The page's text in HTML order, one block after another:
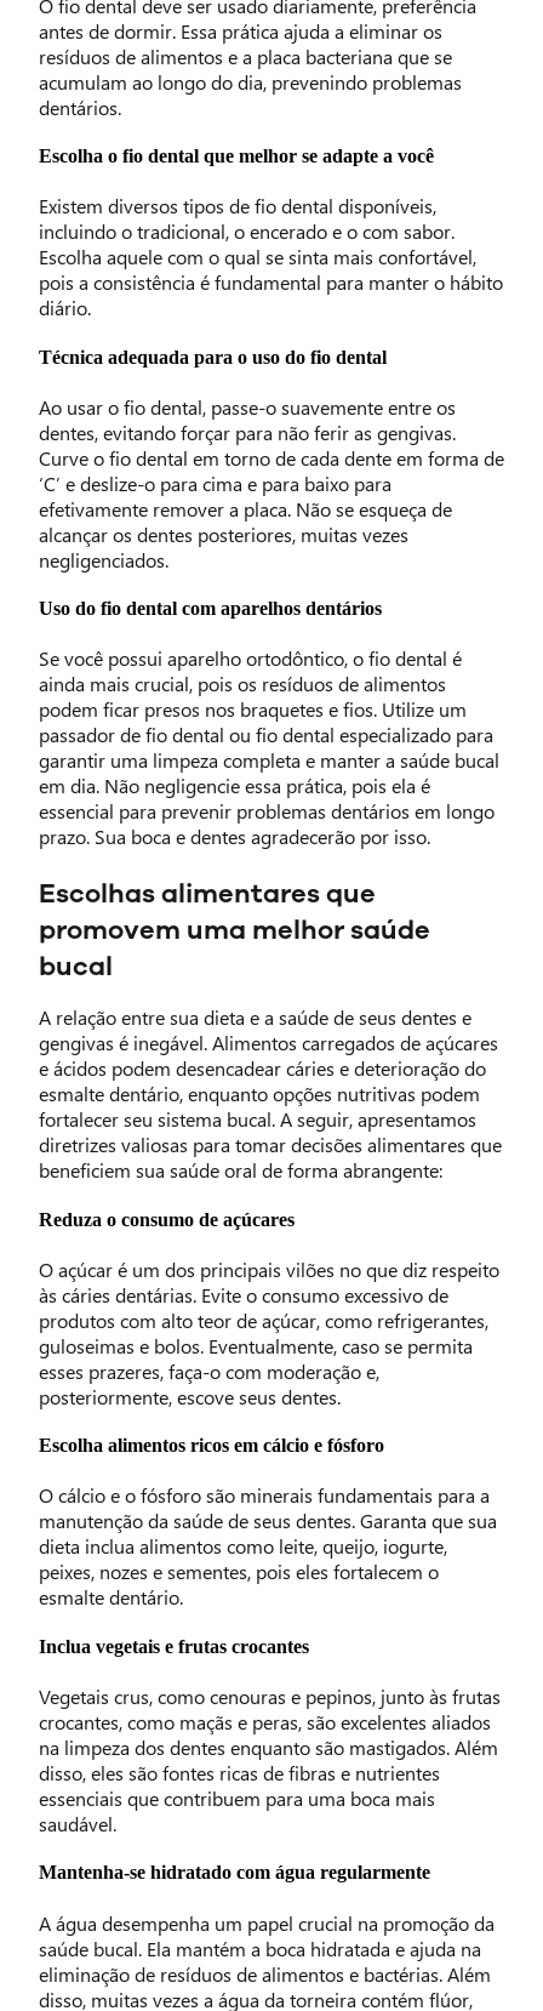
O fio dental deve ser usado diariamente, preferência
antes de dormir. Essa prática ajuda a eliminar os
resíduos de alimentos e a placa bacteriana que se
acumulam ao longo do dia, prevenindo problemas
dentários.
Escolha o fio dental que melhor se adapte a você
Existem diversos tipos de fio dental disponíveis,
incluindo o tradicional, o encerado e o com sabor.
Escolha aquele com o qual se sinta mais confortável,
pois a consistência é fundamental para manter o hábito
diário.
Técnica adequada para o uso do fio dental
Ao usar o fio dental, passe-o suavemente entre os
dentes, evitando forçar para não ferir as gengivas.
Curve o fio dental em torno de cada dente em forma de
‘C’ e deslize-o para cima e para baixo para
efetivamente remover a placa. Não se esqueça de
alcançar os dentes posteriores, muitas vezes
negligenciados.
Uso do fio dental com aparelhos dentários
Se você possui aparelho ortodôntico, o fio dental é
ainda mais crucial, pois os resíduos de alimentos
podem ficar presos nos braquetes e fios. Utilize um
passador de fio dental ou fio dental especializado para
garantir uma limpeza completa e manter a saúde bucal
em dia. Não negligencie essa prática, pois ela é
essencial para prevenir problemas dentários em longo
prazo. Sua boca e dentes agradecerão por isso.
Escolhas alimentares que
promovem uma melhor saúde
bucal
A relação entre sua dieta e a saúde de seus dentes e
gengivas é inegável. Alimentos carregados de açúcares
e ácidos podem desencadear cáries e deterioração do
esmalte dentário, enquanto opções nutritivas podem
fortalecer seu sistema bucal. A seguir, apresentamos
diretrizes valiosas para tomar decisões alimentares que
beneficiem sua saúde oral de forma abrangente:
Reduza o consumo de açúcares
O açúcar é um dos principais vilões no que diz respeito
às cáries dentárias. Evite o consumo excessivo de
produtos com alto teor de açúcar, como refrigerantes,
guloseimas e bolos. Eventualmente, caso se permita
esses prazeres, faça-o com moderação e,
posteriormente, escove seus dentes.
Escolha alimentos ricos em cálcio e fósforo
O cálcio e o fósforo são minerais fundamentais para a
manutenção da saúde de seus dentes. Garanta que sua
dieta inclua alimentos como leite, queijo, iogurte,
peixes, nozes e sementes, pois eles fortalecem o
esmalte dentário.
Inclua vegetais e frutas crocantes
Vegetais crus, como cenouras e pepinos, junto às frutas
crocantes, como maçãs e peras, são excelentes aliados
na limpeza dos dentes enquanto são mastigados. Além
disso, eles são fontes ricas de fibras e nutrientes
essenciais que contribuem para uma boca mais
saudável.
Mantenha-se hidratado com água regularmente
A água desempenha um papel crucial na promoção da
saúde bucal. Ela mantém a boca hidratada e ajuda na
eliminação de resíduos de alimentos e bactérias. Além
disso, muitas vezes a água da torneira contém flúor,